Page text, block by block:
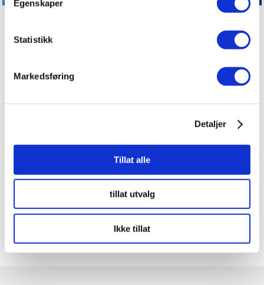
Egenskaper
Statistikk
Markedsføring
Detaljer
Tillat alle
tillat utvalg
Ikke tillat